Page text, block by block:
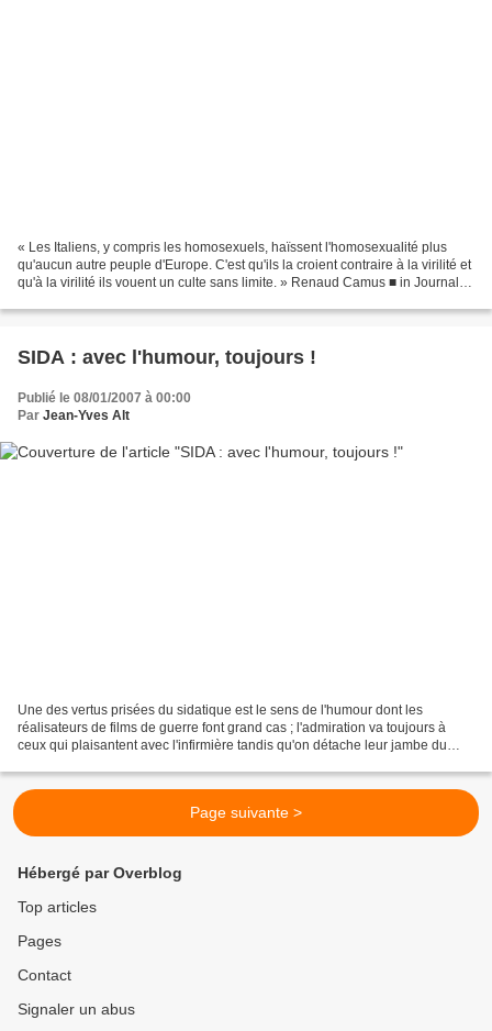
« Les Italiens, y compris les homosexuels, haïssent l'homosexualité plus
qu'aucun autre peuple d'Europe. C'est qu'ils la croient contraire à la virilité et
qu'à la virilité ils vouent un culte sans limite. » Renaud Camus ■ in Journal
SIDA : avec l'humour, toujours !
Publié le 08/01/2007 à 00:00
Par Jean-Yves Alt
Une des vertus prisées du sidatique est le sens de l'humour dont les
réalisateurs de films de guerre font grand cas ; l'admiration va toujours à
ceux qui plaisantent avec l'infirmière tandis qu'on détache leur jambe du
Page suivante >
Hébergé par Overblog
Top articles
Pages
Contact
Signaler un abus